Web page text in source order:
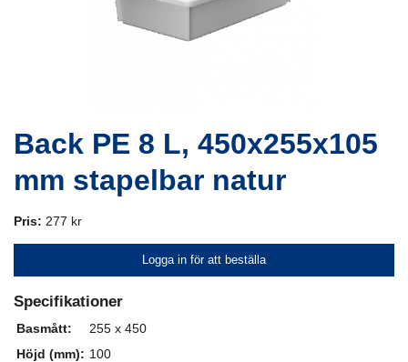
Back PE 8 L, 450x255x105
mm stapelbar natur
Pris: 277 kr
Logga in för att beställa
Specifikationer
Basmått:
255 x 450
Höjd (mm): 100